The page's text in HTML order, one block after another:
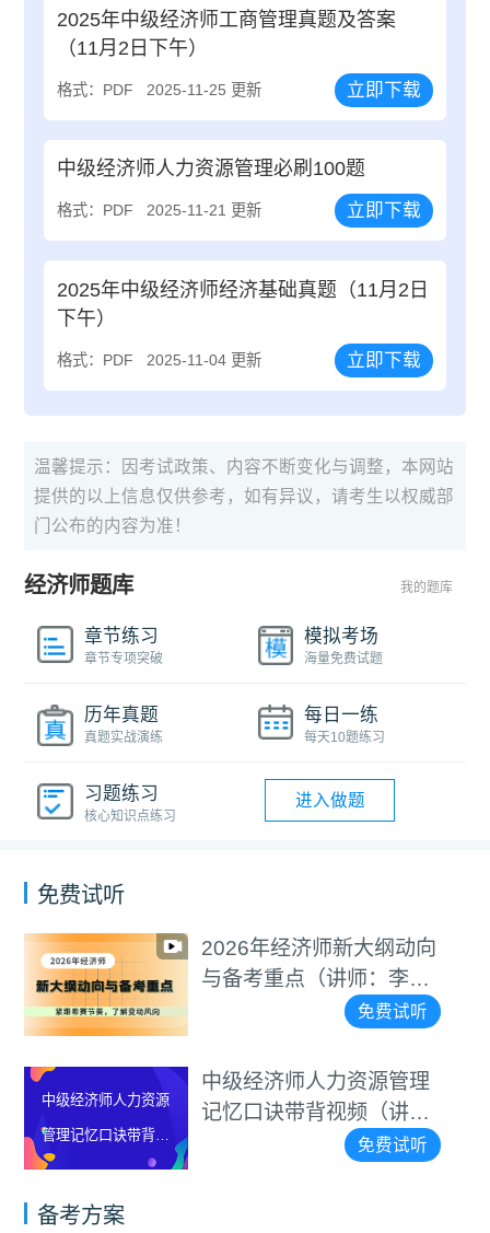
2025年中级经济师工商管理真题及答案
（11月2日下午）
格式：PDF 2025-11-25 更新 立即下载
中级经济师人力资源管理必刷100题
格式：PDF 2025-11-21 更新 立即下载
2025年中级经济师经济基础真题（11月2日
下午）
格式：PDF 2025-11-04 更新 立即下载
温馨提示：因考试政策、内容不断变化与调整，本网站
提供的以上信息仅供参考，如有异议，请考生以权威部
门公布的内容为准！
经济师题库 我的题库
章节练习
章节专项突破
模拟考场
海量免费试题
历年真题
真题实战演练
每日一练
每天10题练习
习题练习
核心知识点练习
进入做题
免费试听
2026年经济师新大纲动向
与备考重点（讲师：李碧
免费试听
中级经济师人力资源
管理记忆口诀带背视
频（讲师：罗思敏）
中级经济师人力资源管理
记忆口诀带背视频（讲
师：罗思敏）
免费试听
备考方案